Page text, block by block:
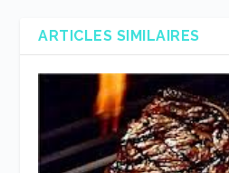
ARTICLES SIMILAIRES